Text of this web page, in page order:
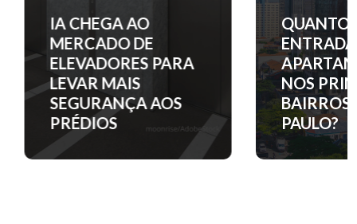
IA CHEGA AO
MERCADO DE
ELEVADORES PARA
LEVAR MAIS
SEGURANÇA AOS
PRÉDIOS
QUANTO
ENTRADA
NOS
BAIRROS
PAULO?